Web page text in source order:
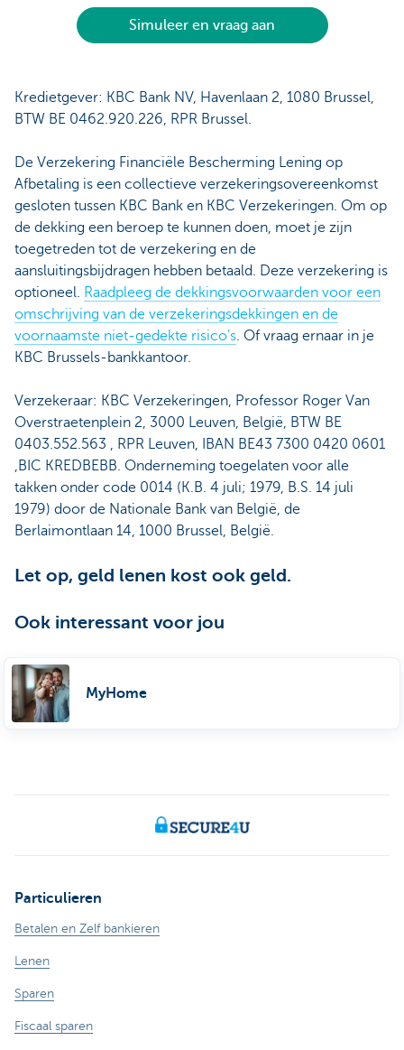
Simuleer en vraag aan
Kredietgever: KBC Bank NV, Havenlaan 2, 1080 Brussel,
BTW BE 0462.920.226, RPR Brussel.
De Verzekering Financiële Bescherming Lening op
Afbetaling is een collectieve verzekeringsovereenkomst
gesloten tussen KBC Bank en KBC Verzekeringen. Om op
de dekking een beroep te kunnen doen, moet je zijn
toegetreden tot de verzekering en de
aansluitingsbijdragen hebben betaald. Deze verzekering is
optioneel. Raadpleeg de dekkingsvoorwaarden voor een
omschrijving van de verzekeringsdekkingen en de
voornaamste niet-gedekte risico’s. Of vraag ernaar in je
KBC Brussels-bankkantoor.
Verzekeraar: KBC Verzekeringen, Professor Roger Van
Overstraetenplein 2, 3000 Leuven, België, BTW BE
0403.552.563 , RPR Leuven, IBAN BE43 7300 0420 0601
,BIC KREDBEBB. Onderneming toegelaten voor alle
takken onder code 0014 (K.B. 4 juli; 1979, B.S. 14 juli
1979) door de Nationale Bank van België, de
Berlaimontlaan 14, 1000 Brussel, België.
Let op, geld lenen kost ook geld.
Ook interessant voor jou
MyHome
Particulieren
Betalen en Zelf bankieren
Lenen
Sparen
Fiscaal sparen